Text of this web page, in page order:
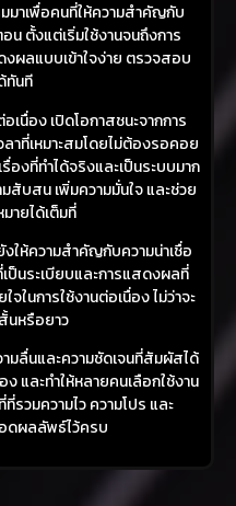
าเพื่อคนที่ให้ความสำคัญกับ
น ตั้งแต่เริ่มใช้งานจนถึงการ
ผลแบบเข้าใจง่าย ตรวจสอบ
ทันที
เนื่อง เปิดโอกาสชนะจากการ
าที่เหมาะสมโดยไม่ต้องรอคอย
องที่ทำได้จริงและเป็นระบบมาก
บสน เพิ่มความมั่นใจ และช่วย
ายได้เต็มที่
ให้ความสำคัญกับความน่าเชื่อ
ป็นระเบียบและการแสดงผลที่
ในการใช้งานต่อเนื่อง ไม่ว่าจะ
นหรือยาว
ลื่นและความชัดเจนที่สัมผัสได้
และทำให้หลายคนเลือกใช้งาน
วมความไว ความโปร และ
ดผลลัพธ์ไว้ครบ